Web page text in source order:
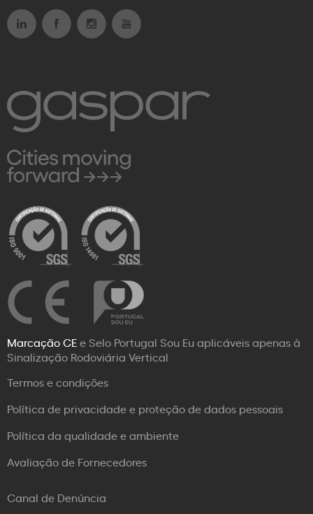
Marcação CEe Selo Portugal Sou Eu aplicáveis apenas à
Sinalização Rodoviária Vertical
Termos e condições
Política de privacidade e proteção de dados pessoais
Política da qualidade e ambiente
Avaliação de Fornecedores
Canal de Denúncia